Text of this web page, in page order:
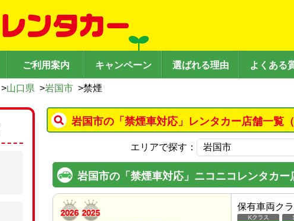
ご利用案内 キャンペーン 選ばれる理由 よくある
>山口県 >岩国市 >禁煙
岩国市の「禁煙車対応」レンタカー店舗一覧
エリアで探す：
岩国市の「禁煙車対応」ニコニコレンタカー
保有車両ク